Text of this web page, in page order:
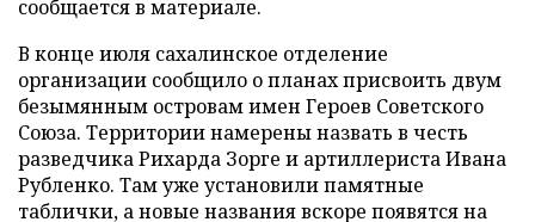
сообщается в материале.
В конце июля сахалинское отделение
организации сообщило о планах присвоить двум
безымянным островам имен Героев Советского
Союза. Территории намерены назвать в честь
разведчика Рихарда Зорге и артиллериста Ивана
Рубленко. Там уже установили памятные
таблички, а новые названия вскоре появятся на